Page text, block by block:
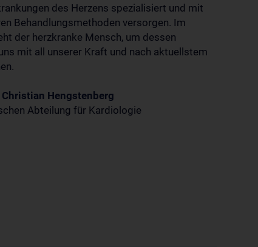
des Herzens spezialisiert und mit
Behandlungsmethoden versorgen. Im
der herzkranke Mensch, um dessen
mit all unserer Kraft und nach aktuellstem
Hengstenberg
Abteilung für Kardiologie